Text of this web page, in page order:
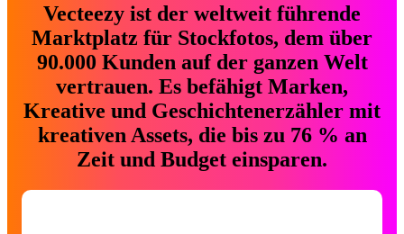
Vecteezy ist der weltweit führende
Marktplatz für Stockfotos, dem über
90.000 Kunden auf der ganzen Welt
vertrauen. Es befähigt Marken,
Kreative und Geschichtenerzähler mit
kreativen Assets, die bis zu 76 % an
Zeit und Budget einsparen.